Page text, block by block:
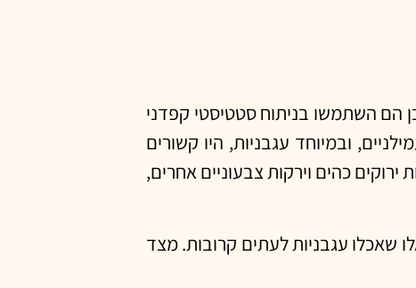
הם השתמשו בניתוח סטטיסטי קפדני
ובמיוחד עגבניות, היו קשורים
כהים וירקות צבעוניים אחרים,
עגבניות גבוהה יותר, והתבטא בירידה של כ-20% בסיכון עבור אלו שאכלו עגבניות לעתים קרובות. מצד